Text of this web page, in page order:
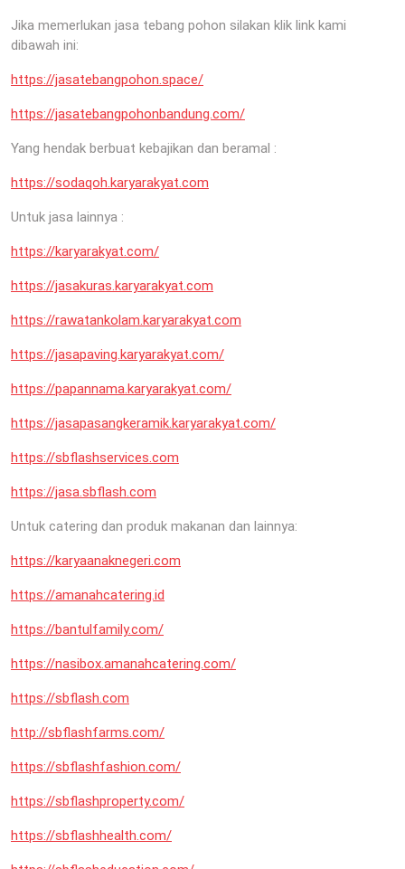
Jika memerlukan jasa tebang pohon silakan klik link kami
dibawah ini:
https://jasatebangpohon.space/
https://jasatebangpohonbandung.com/
Yang hendak berbuat kebajikan dan beramal :
https://sodaqoh.karyarakyat.com
Untuk jasa lainnya :
https://karyarakyat.com/
https://jasakuras.karyarakyat.com
https://rawatankolam.karyarakyat.com
https://jasapaving.karyarakyat.com/
https://papannama.karyarakyat.com/
https://jasapasangkeramik.karyarakyat.com/
https://sbflashservices.com
https://jasa.sbflash.com
Untuk catering dan produk makanan dan lainnya:
https://karyaanaknegeri.com
https://amanahcatering.id
https://bantulfamily.com/
https://nasibox.amanahcatering.com/
https://sbflash.com
http://sbflashfarms.com/
https://sbflashfashion.com/
https://sbflashproperty.com/
https://sbflashhealth.com/